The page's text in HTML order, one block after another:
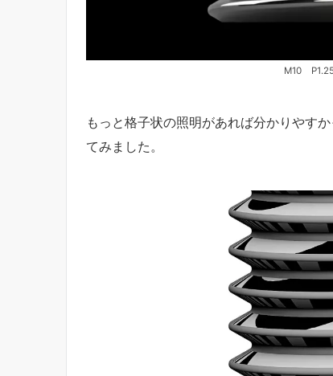
M10
もっと格子状の照明があれば分かりやす
てみました。